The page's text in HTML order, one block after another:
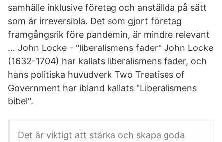
samhälle inklusive företag och anställda på sätt
som är irreversibla. Det som gjort företag
framgångsrik före pandemin, är mindre relevant
… John Locke - "liberalismens fader" John Locke
(1632-1704) har kallats liberalismens fader, och
hans politiska huvudverk Two Treatises of
Government har ibland kallats "Liberalismens
bibel".
Det är viktigt att stärka och skapa goda